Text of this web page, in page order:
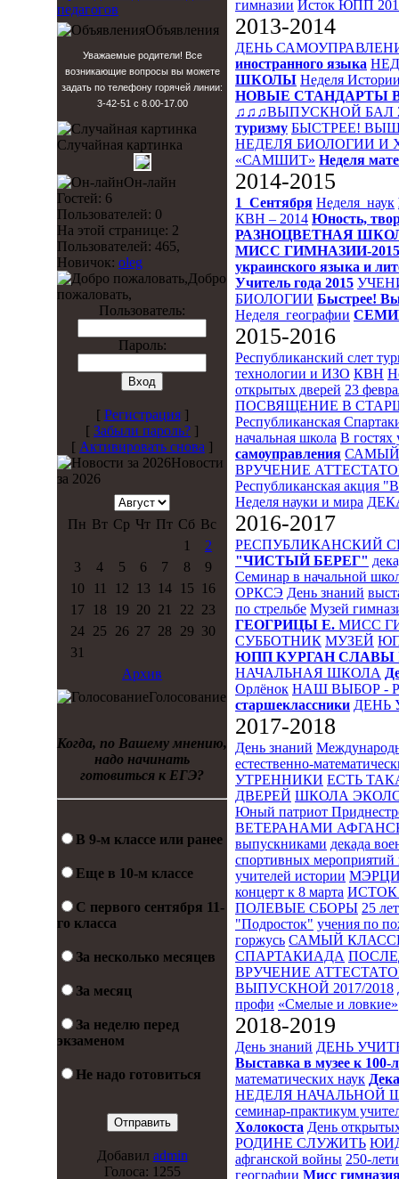
педагогов
Объявления
Уважаемые родители! Все
возникающие вопросы вы можете
задать по телефону горячей линии:
3-42-51 с 8.00-17.00
Случайная картинка
Он-лайн
Гостей: 6
Пользователей: 0
На этой странице: 2
Пользователей: 465,
Новичок: oleg
Добро
пожаловать,
Пользователь:
Пароль:
[ Регистрация]
[ Забыли пароль? ]
[ Активировать снова ]
Новости
за 2026
Пн Вт Ср Чт Пт Сб Вс
1
2
3
4 5 6 7 8
9
10
11 12 13 14 15
16
17
18 19 20 21 22 23
24
25 26 27 28 29 30
31
Архив
Голосование
Когда, по Вашему мнению,
надо начинать
готовиться к ЕГЭ?
В 9-м классе или ранее
Еще в 10-м классе
С первого сентября 11-
го класса
За несколько месяцев
За месяц
За неделю перед
экзаменом
Не надо готовиться
Добавил admin
Голоса: 1255
гимназии Исток ЮПП
2013-2014
ДЕНЬ
иностранного языка
ШКОЛЫ Неделя
НОВЫЕ СТАНДАРТЫ
♫♫♫ВЫПУСКНОЙ БАЛ
туризму БЫСТРЕЕ!
НЕДЕЛЯ БИОЛОГИИ И
«САМШИТ» Неделя
2014-2015
1_Сентября Неделя_наук
КВН – 2014 Юность,
РАЗНОЦВЕТНАЯ
МИСС ГИМНАЗИИ-2015
украинского языка и
Учитель года 2015
БИОЛОГИИ Быстрее!
Неделя_географии
2015-2016
Республиканский слет
технологии и ИЗО КВН
открытых дверей 23
ПОСВЯЩЕНИЕ В
Республиканская
начальная школа В гостях
самоуправления
ВРУЧЕНИЕ
Республиканская акция
Неделя науки и мира
2016-2017
РЕСПУБЛИКАНСКИЙ
"ЧИСТЫЙ БЕРЕГ"
Семинар в начальной
ОРКСЭ День знаний
по стрельбе Музей
ГЕОГРИЦЫ Е. МИСС
СУББОТНИК МУЗЕЙ
ЮПП КУРГАН СЛАВЫ
НАЧАЛЬНАЯ ШКОЛА
Орлёнок НАШ ВЫБОР -
старшеклассники ДЕНЬ
2017-2018
День знаний
естественно-
УТРЕННИКИ ЕСТЬ
ДВЕРЕЙ ШКОЛА
Юный патриот
ВЕТЕРАНАМИ
выпускниками декада
спортивных мероприятий
учителей истории
концерт к 8 марта ИСТОК
ПОЛЕВЫЕ СБОРЫ 25
"Подросток" учения по
горжусь САМЫЙ
СПАРТАКИАДА
ВРУЧЕНИЕ
ВЫПУСКНОЙ 2017/2018
профи «Смелые и ловкие»
2018-2019
День знаний ДЕНЬ
Выставка в музее к
математических наук
НЕДЕЛЯ НАЧАЛЬНОЙ
семинар-практикум
Холокоста День
РОДИНЕ СЛУЖИТЬ
афганской войны 250-
географии Мисс